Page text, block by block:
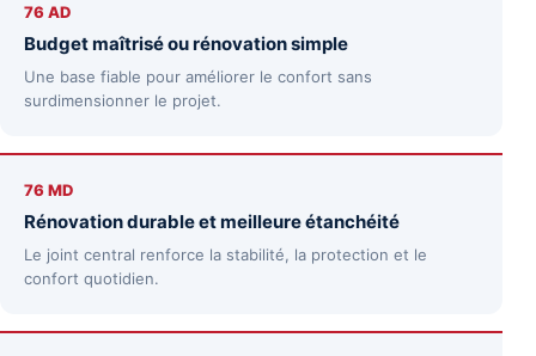
76 AD
Budget maîtrisé ou rénovation simple
Une base fiable pour améliorer le confort sans
surdimensionner le projet.
76 MD
Rénovation durable et meilleure étanchéité
Le joint central renforce la stabilité, la protection et le
confort quotidien.